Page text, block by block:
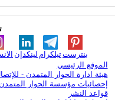
لينكدإن تيلكرامبنترست
الموقع الرئيسي
هيئة ادارة الحوار المتمدن -
إحصائيات مؤسسة الحوار المتمدن
قواعد النشر